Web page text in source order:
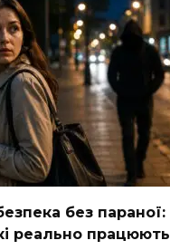
без параної:
реально працюють